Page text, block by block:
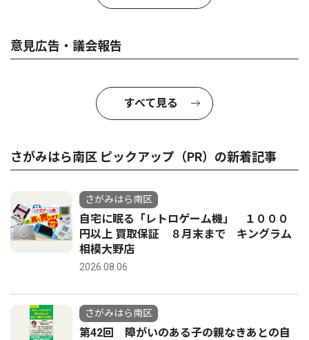
意見広告・議会報告
すべて見る
さがみはら南区 ピックアップ（PR）の新着記事
さがみはら南区
自宅に眠る「レトロゲーム機」 １０００
円以上 買取保証 ８月末まで キングラム
相模大野店
2026.08.06
さがみはら南区
第42回 障がいのある子の親なきあとの自